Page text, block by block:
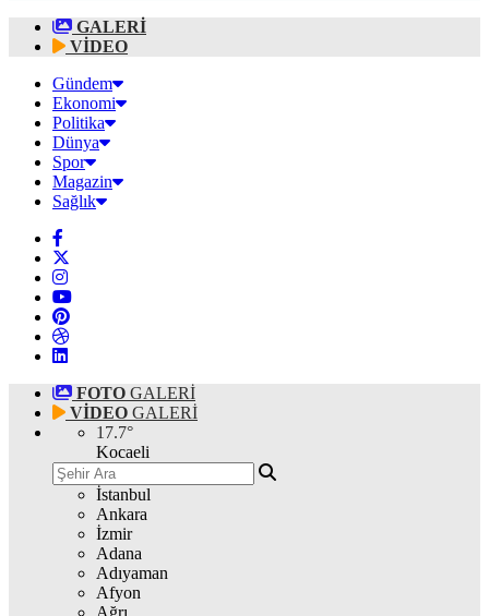
GALERİ
VİDEO
Gündem
Ekonomi
Politika
Dünya
Spor
Magazin
Sağlık
FOTO GALERİ
VİDEO GALERİ
17.7°
Kocaeli
İstanbul
Ankara
İzmir
Adana
Adıyaman
Afyon
Ağrı